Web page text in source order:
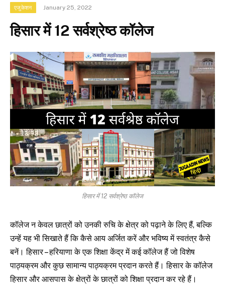
एजुकेशन January 25, 2022
हिसार में 12 सर्वश्रेष्ठ कॉलेज
हिसार में 12 सर्वश्रेष्ठ कॉलेज
कॉलेज न केवल छात्रों को उनकी रुचि के क्षेत्र को पढ़ाने के लिए हैं, बल्कि
उन्हें यह भी सिखाते हैं कि कैसे आय अर्जित करें और भविष्य में स्वतंत्र कैसे
बनें। हिसार – हरियाणा के एक शिक्षा केंद्र में कई कॉलेज हैं जो विशेष
पाठ्यक्रम और कुछ सामान्य पाठ्यक्रम प्रदान करते हैं। हिसार के कॉलेज
हिसार और आसपास के क्षेत्रों के छात्रों को शिक्षा प्रदान कर रहे हैं।